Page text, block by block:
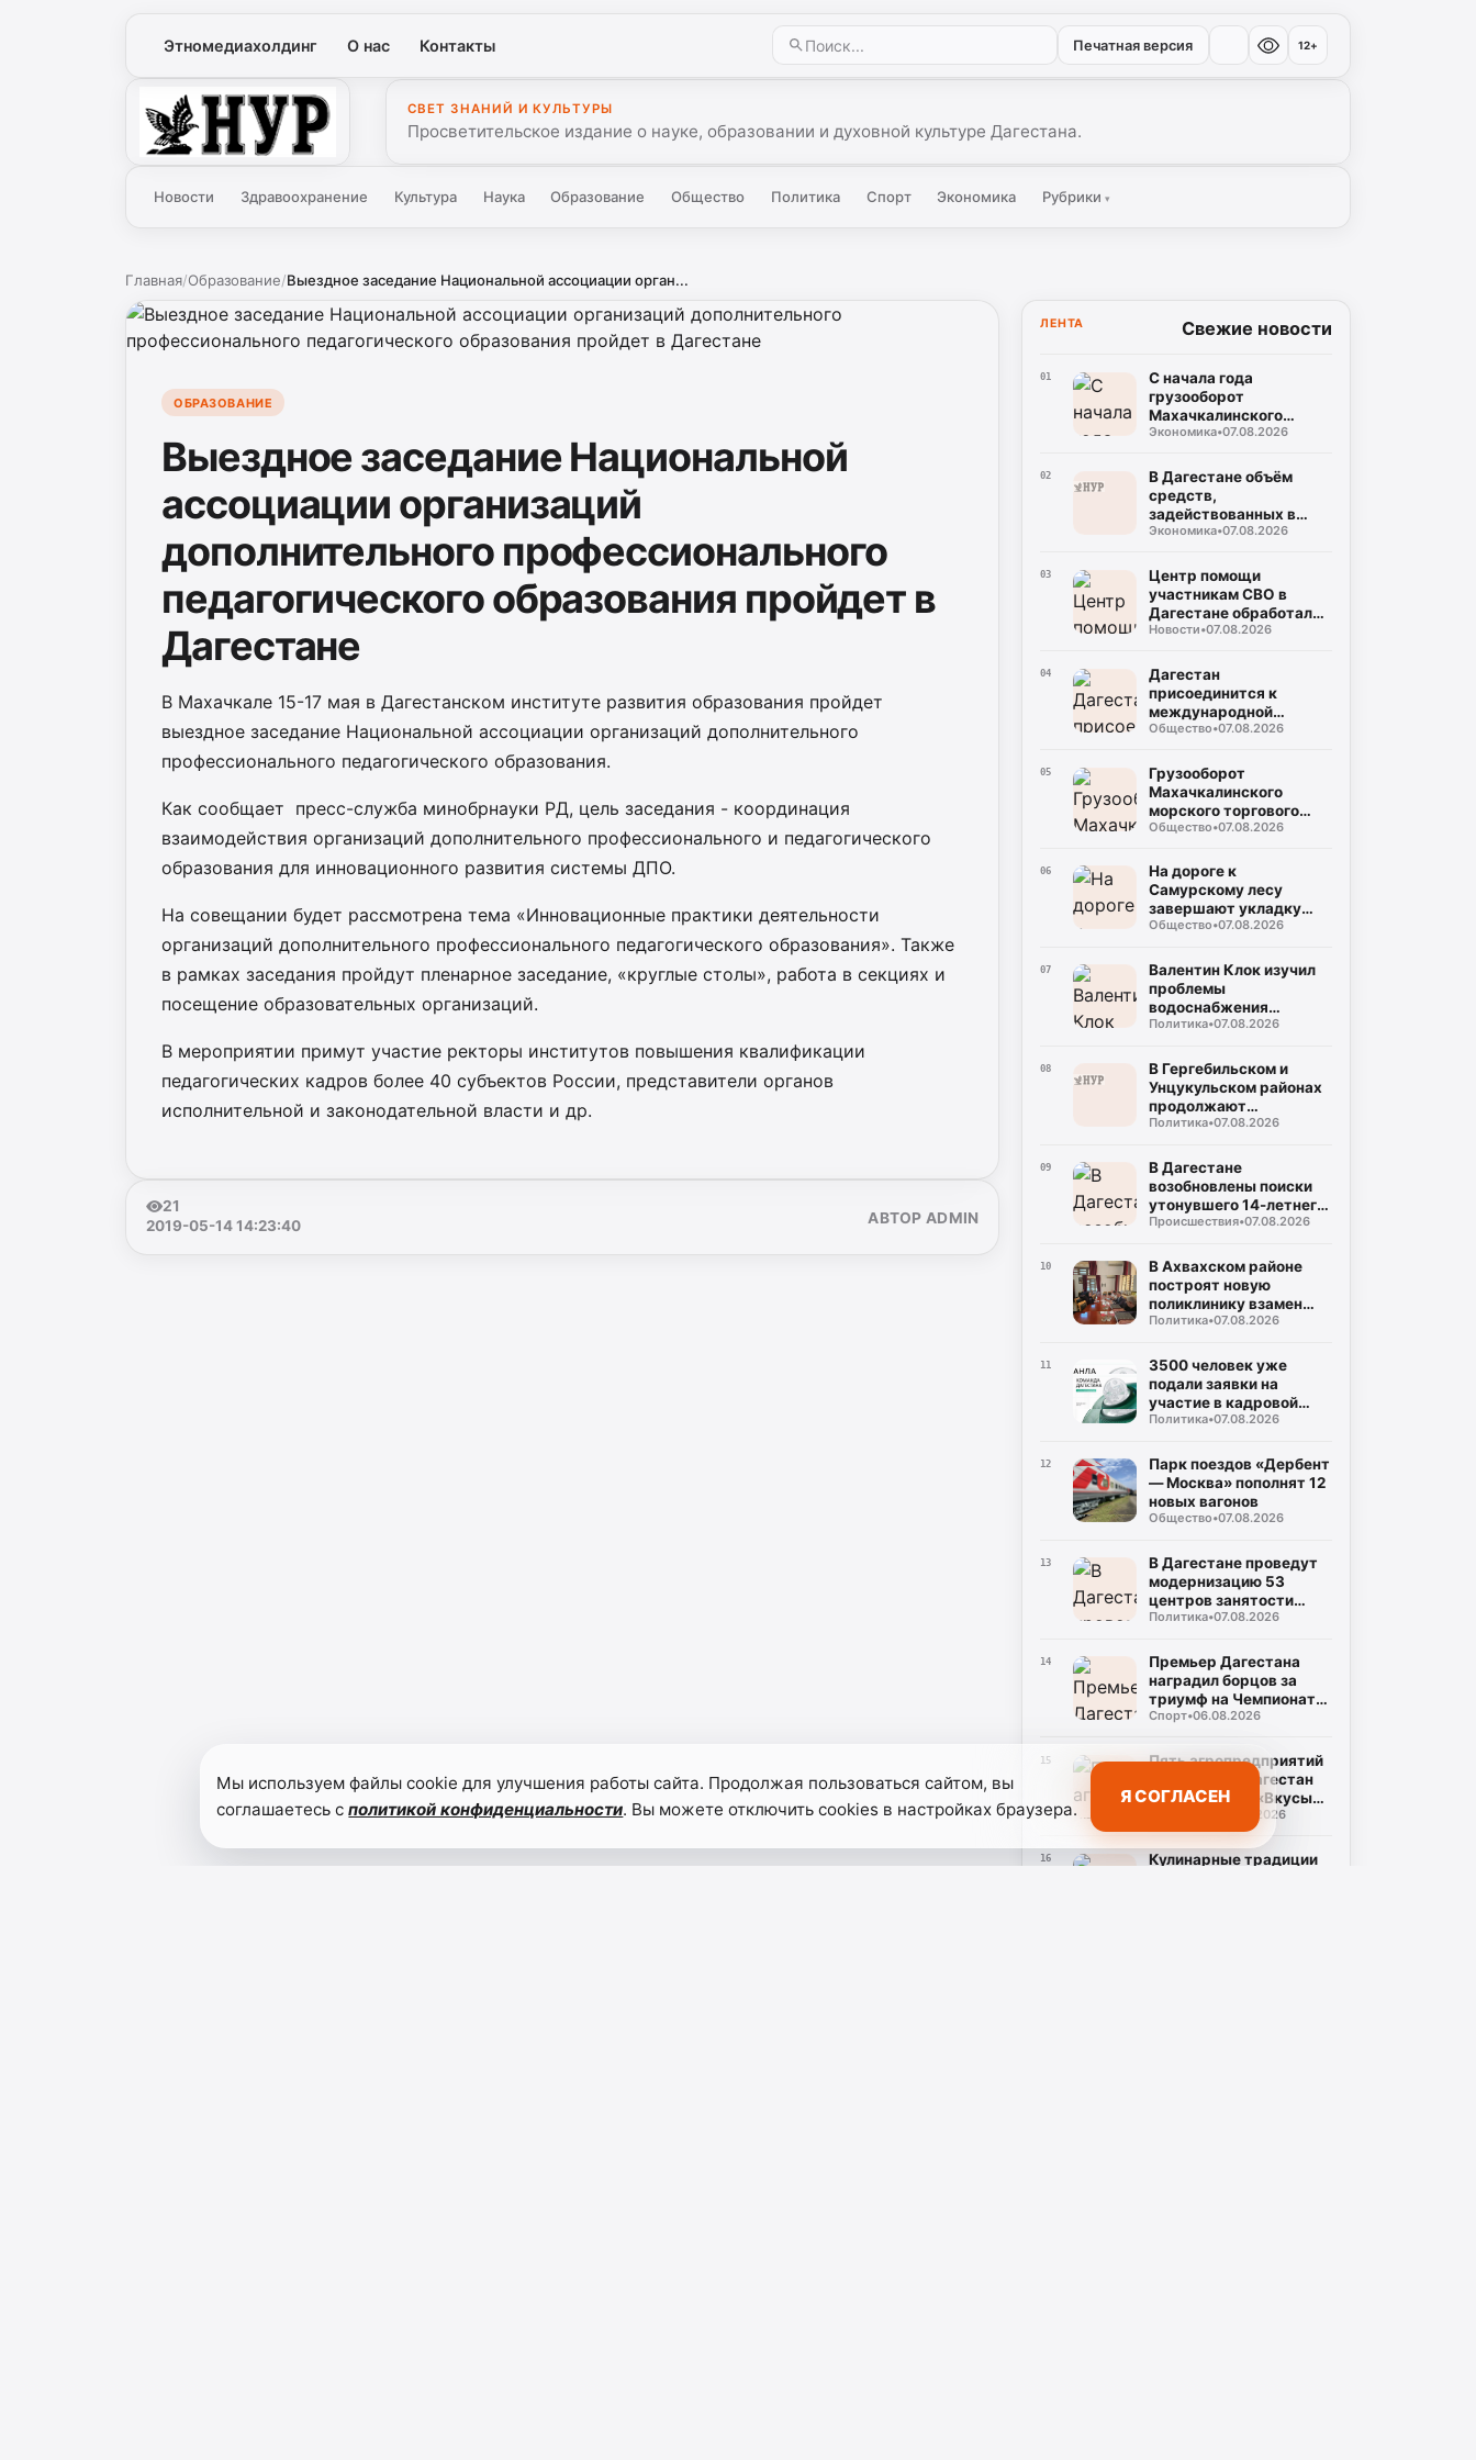
Этномедиахолдинг О нас Контакты Печатная версия 12+
Нур
СВЕТ ЗНАНИЙ И КУЛЬТУРЫ
Просветительское издание о науке, образовании и духовной культуре Дагестана.
Новости Здравоохранение Культура Наука Образование Общество Политика Спорт Экономика Рубрики▾
Главная/Образование/Выездное заседание Национальной ассоциации орган...
ОБРАЗОВАНИЕ
Выездное заседание Национальной
ассоциации организаций
дополнительного профессионального
педагогического образования пройдет в
Дагестане
В Махачкале 15-17 мая в Дагестанском институте развития образования пройдет
выездное заседание Национальной ассоциации организаций дополнительного
профессионального педагогического образования.
Как сообщает пресс-служба минобрнауки РД, цель заседания - координация
взаимодействия организаций дополнительного профессионального и педагогического
образования для инновационного развития системы ДПО.
На совещании будет рассмотрена тема «Инновационные практики деятельности
организаций дополнительного профессионального педагогического образования». Также
в рамках заседания пройдут пленарное заседание, «круглые столы», работа в секциях и
посещение образовательных организаций.
В мероприятии примут участие ректоры институтов повышения квалификации
педагогических кадров более 40 субъектов России, представители органов
исполнительной и законодательной власти и др.
21
2019-05-14 14:23:40
АВТОР ADMIN
ЛЕНТА Свежие новости
01
С начала года
грузооборот
Махачкалинского
морского торгового
2,49 млн тонн
Экономика•07.08.2026
02
В Дагестане объём
средств,
задействованных в
прорывных
132 млрд рублей
Экономика•07.08.2026
03
Центр помощи
участникам СВО в
Дагестане обработал
около тысячи
Новости•07.08.2026
04
Дагестан
присоединится к
международной
очистке очистки
Каспийского моря
Общество•07.08.2026
05
Грузооборот
Махачкалинского
морского торгового
порта вырос на 45,9%
прошлым годом
Общество•07.08.2026
06
На дороге к
Самурскому лесу
завершают укладку
асфальта
Общество•07.08.2026
07
Валентин Клок изучил
проблемы
водоснабжения
Буйнакска и
Политика•07.08.2026
08
В Гергебильском и
Унцукульском районах
продолжают
восстанавливать
Политика•07.08.2026
09
В Дагестане
возобновлены поиски
утонувшего 14-летнего
мальчика
Происшествия•07.08.2026
10
В Ахвахском районе
построят новую
поликлинику взамен
сгоревшей
Политика•07.08.2026
11
3500 человек уже
подали заявки на
участие в кадровой
программе «Команда
Политика•07.08.2026
12
Парк поездов «Дербент
— Москва» пополнят 12
новых вагонов
Общество•07.08.2026
13
В Дагестане проведут
модернизацию 53
центров занятости
населения
Политика•07.08.2026
14
Премьер Дагестана
наградил борцов за
триумф на Чемпионате
России
Спорт•06.08.2026
15
Пять агропредприятий
представят Дагестан
на фестивале «Вкусы
России» в Москве
06.08.2026
16
Кулинарные традиции
Мы используем файлы cookie для улучшения работы сайта. Продолжая пользоваться сайтом, вы
соглашаетесь сполитикой конфиденциальности. Вы можете отключить cookies в настройках браузера.
Я СОГЛАСЕН